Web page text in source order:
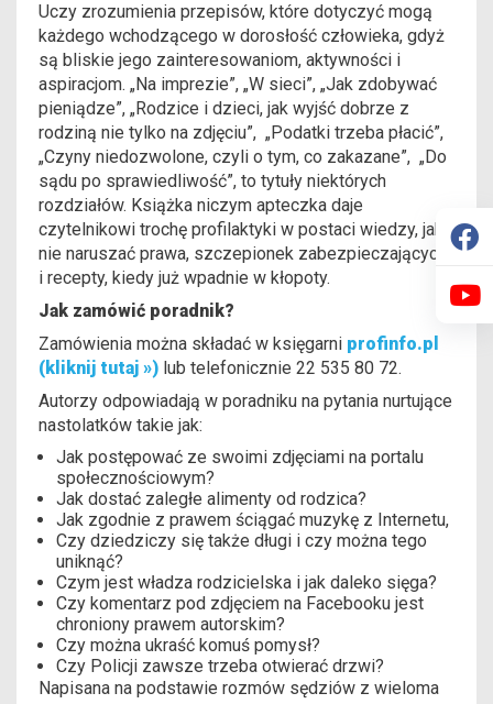
Uczy zrozumienia przepisów, które dotyczyć mogą
każdego wchodzącego w dorosłość człowieka, gdyż
są bliskie jego zainteresowaniom, aktywności i
aspiracjom. „Na imprezie”, „W sieci”, „Jak zdobywać
pieniądze”, „Rodzice i dzieci, jak wyjść dobrze z
rodziną nie tylko na zdjęciu”, „Podatki trzeba płacić”,
„Czyny niedozwolone, czyli o tym, co zakazane”, „Do
sądu po sprawiedliwość”, to tytuły niektórych
rozdziałów. Książka niczym apteczka daje
czytelnikowi trochę profilaktyki w postaci wiedzy, jak
nie naruszać prawa, szczepionek zabezpieczających
i recepty, kiedy już wpadnie w kłopoty.
Jak zamówić poradnik?
Zamówienia można składać w księgarni profinfo.pl
(kliknij tutaj ») lub telefonicznie 22 535 80 72.
Autorzy odpowiadają w poradniku na pytania nurtujące
nastolatków takie jak:
Jak postępować ze swoimi zdjęciami na portalu
społecznościowym?
Jak dostać zaległe alimenty od rodzica?
Jak zgodnie z prawem ściągać muzykę z Internetu,
Czy dziedziczy się także długi i czy można tego
uniknąć?
Czym jest władza rodzicielska i jak daleko sięga?
Czy komentarz pod zdjęciem na Facebooku jest
chroniony prawem autorskim?
Czy można ukraść komuś pomysł?
Czy Policji zawsze trzeba otwierać drzwi?
Napisana na podstawie rozmów sędziów z wieloma